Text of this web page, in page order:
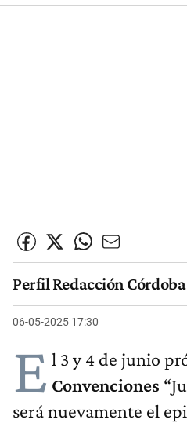
Perfil Redacción Córdoba
06-05-2025 17:30
E l 3 y 4 de junio
Convenciones
será nuevamente el